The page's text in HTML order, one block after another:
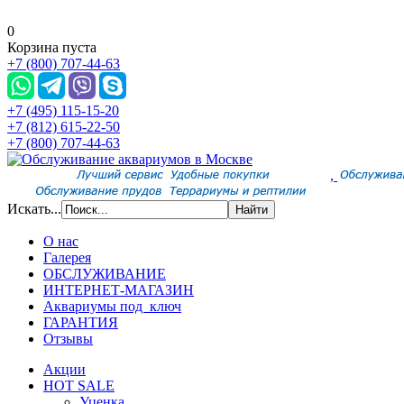
0
Корзина пуста
+7 (800) 707-44-63
+7 (495) 115-15-20
+7 (812) 615-22-50
+7 (800) 707-44-63
,
Искать...
О нас
Галерея
ОБСЛУЖИВАНИЕ
ИНТЕРНЕТ-МАГАЗИН
Аквариумы под ключ
ГАРАНТИЯ
Отзывы
Акции
HOT SALE